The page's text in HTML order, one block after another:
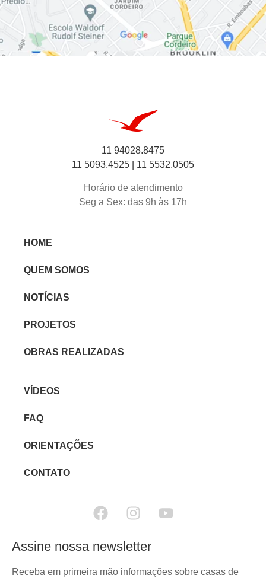
11 94028.8475
11 5093.4525 | 11 5532.0505
Horário de atendimento
Seg a Sex: das 9h às 17h
HOME
QUEM SOMOS
NOTÍCIAS
PROJETOS
OBRAS REALIZADAS
VÍDEOS
FAQ
ORIENTAÇÕES
CONTATO
Assine nossa newsletter
Receba em primeira mão informações sobre casas de